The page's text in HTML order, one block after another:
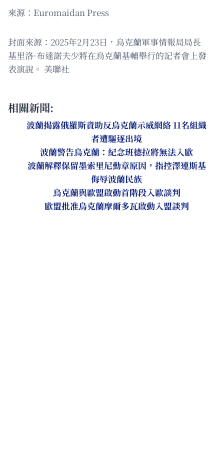
來源：Euromaidan Press
封面來源：2025年2月23日，烏克蘭軍事情報局局長
基里洛·布達諾夫少將在烏克蘭基輔舉行的記者會上發
表演說。 美聯社
相關新聞:
波蘭揭露俄羅斯資助反烏克蘭示威網絡 11名組織
者遭驅逐出境
波蘭警告烏克蘭：紀念班德拉將無法入歐
波蘭解釋保留墨索里尼勳章原因，指控澤連斯基
侮辱波蘭民族
烏克蘭與歐盟啟動首階段入歐談判
歐盟批准烏克蘭摩爾多瓦啟動入盟談判